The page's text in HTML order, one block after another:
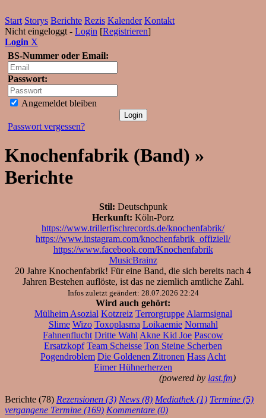
Start Storys Berichte Rezis Kalender Kontakt
Nicht eingeloggt - Login [Registrieren]
Login X
BS-Nummer oder Email:
Passwort:
Angemeldet bleiben
Passwort vergessen?
Knochenfabrik (Band) »
Berichte
Stil: Deutschpunk
Herkunft: Köln-Porz
https://www.trillerfischrecords.de/knochenfabrik/
https://www.instagram.com/knochenfabrik_offiziell/
https://www.facebook.com/Knochenfabrik
MusicBrainz
20 Jahre Knochenfabrik! Für eine Band, die sich bereits nach 4
Jahren Bestehen auflöste, ist das ne ziemlich amtliche Zahl.
Infos zuletzt geändert: 28.07.2026 22:24
Wird auch gehört:
Mülheim Asozial Kotzreiz Terrorgruppe Alarmsignal
Slime Wizo Toxoplasma Loikaemie Normahl
Fahnenflucht Dritte Wahl Akne Kid Joe Pascow
Ersatzkopf Team Scheisse Ton Steine Scherben
Pogendroblem Die Goldenen Zitronen Hass Acht
Eimer Hühnerherzen
(powered by last.fm)
Berichte (78) Rezensionen (3) News (8) Mediathek (1) Termine (5)
vergangene Termine (169) Kommentare (0)